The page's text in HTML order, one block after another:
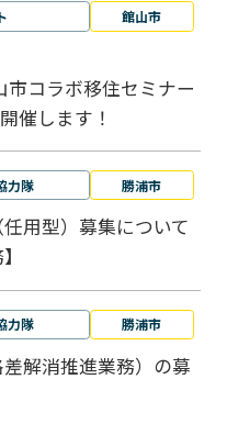
館山市
コラボ移住セミナー
催します！
力隊 勝浦市
用型）募集について
力隊 勝浦市
解消推進業務）の募